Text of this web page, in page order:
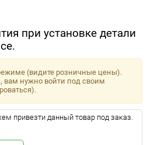
при установке детали
(видите розничные цены).
вам нужно войти под своим
привезти данный товар под заказ.